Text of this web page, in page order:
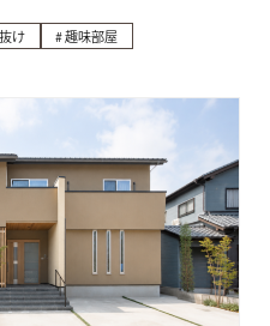
け 趣味部屋